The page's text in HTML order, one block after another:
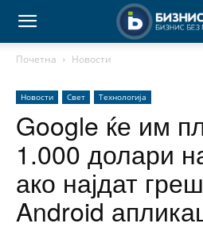
Почетна Новости
Новости Свет Технологија
Google ќе им
1.000 долари
ако најдат
Android